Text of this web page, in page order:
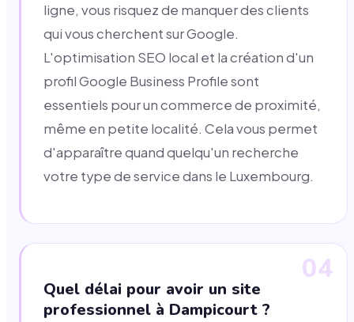
ligne, vous risquez de manquer des clients
qui vous cherchent sur Google.
L'optimisation SEO local et la création d'un
profil Google Business Profile sont
essentiels pour un commerce de proximité,
même en petite localité. Cela vous permet
d'apparaître quand quelqu'un recherche
votre type de service dans le Luxembourg.
04
Quel délai pour avoir un site
professionnel à Dampicourt ?